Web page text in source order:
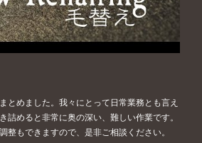
とめました。我々にとって日常業務とも言え
詰めると非常に奥の深い、難しい作業です。
整もできますので、是非ご相談ください。